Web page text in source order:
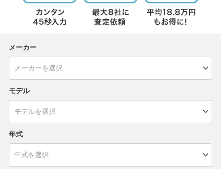
メーカー
モデル
年式